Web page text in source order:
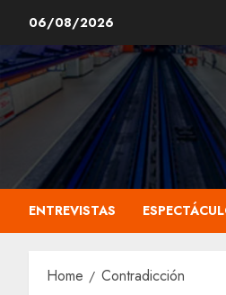
content
06/08/2026
ENTREVISTAS
Home Contradicción